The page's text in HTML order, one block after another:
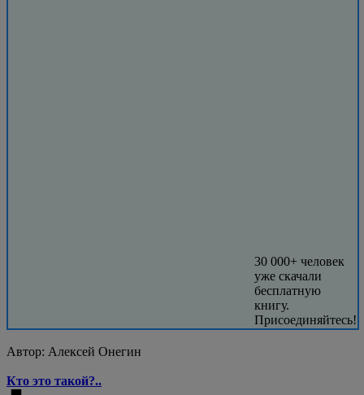
30 000+ человек
уже скачали
бесплатную
книгу.
Присоединяйтесь!
Автор: Алексей Онегин
Кто это такой?..